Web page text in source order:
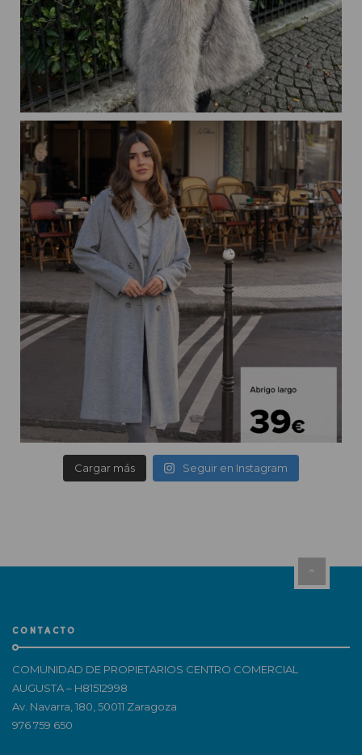
Cargar más Seguir en Instagram
CONTACTO
COMUNIDAD DE PROPIETARIOS CENTRO COMERCIAL
AUGUSTA – H81512998
Av. Navarra, 180, 50011 Zaragoza
976 759 650